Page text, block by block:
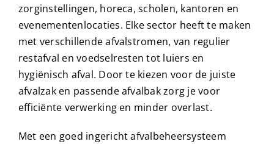
zorginstellingen, horeca, scholen, kantoren en
evenementenlocaties. Elke sector heeft te maken
met verschillende afvalstromen, van regulier
restafval en voedselresten tot luiers en
hygiënisch afval. Door te kiezen voor de juiste
afvalzak en passende afvalbak zorg je voor
efficiënte verwerking en minder overlast.
Met een goed ingericht afvalbeheersysteem